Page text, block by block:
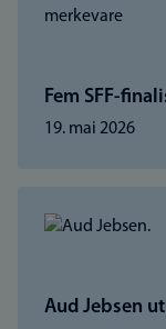
Fem SFF-
19. mai 2026
Aud Jebsen